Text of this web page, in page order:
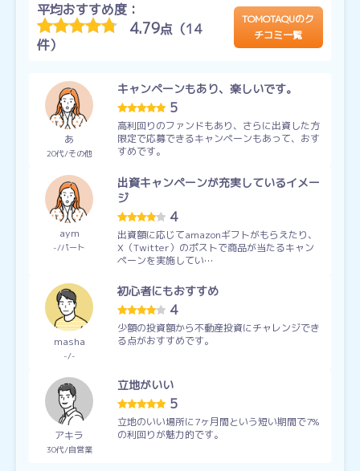
平均おすすめ度：
4.79点（14
件）
TOMOTAQUのク
チコミ一覧
あ
20代 その他
キャンペーンもあり、楽しいです。
5
高利回りのファンドもあり、さらに出資した方
限定で応募できるキャンペーンもあって、おす
すめです。
aym
- パート
出資キャンペーンが充実しているイメー
ジ
4
出資額に応じてamazonギフトがもらえたり、
X（Twitter）のポストで商品が当たるキャン
ペーンを実施してい…
masha
- -
初心者にもおすすめ
4
少額の投資額から不動産投資にチャレンジでき
る点がおすすめです。
アキラ
30代 自営業
立地がいい
5
立地のいい場所に7ヶ月間という短い期間で7%
の利回りが魅力的です。